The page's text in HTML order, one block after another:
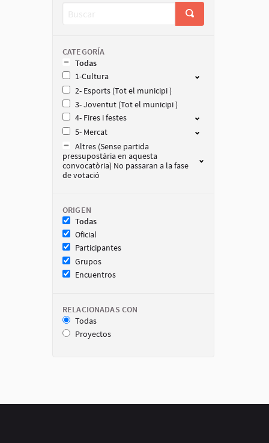
CATEGORÍA
Todas
1-Cultura
2- Esports (Tot el municipi )
3- Joventut (Tot el municipi )
4- Fires i festes
5- Mercat
Altres (Sense partida
pressupostària en aquesta
convocatòria) No passaran a la fase
de votació
ORIGEN
Todas
Oficial
Participantes
Grupos
Encuentros
RELACIONADAS CON
Todas
Proyectos